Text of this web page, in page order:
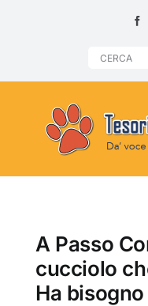
Search
HOME
SMARRITI O DA ADOTTARE
A Passo
cucciolo
Ha